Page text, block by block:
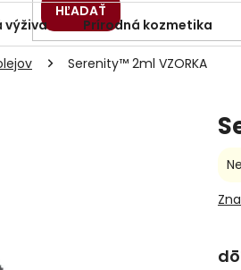
HĽADAŤ
výživa Prírodná kozmetika
Serenity™ 2ml VZORKA
z
5